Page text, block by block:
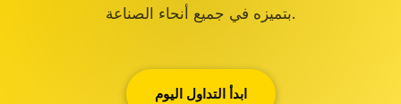
بتميزه في جميع أنحاء الصناعة.
ابدأ التداول اليوم